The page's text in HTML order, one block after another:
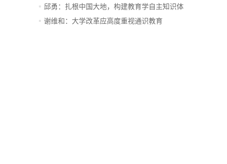
价值
邱勇：扎根中国大地，构建教育学自主知识体
系
谢维和：大学改革应高度重视通识教育